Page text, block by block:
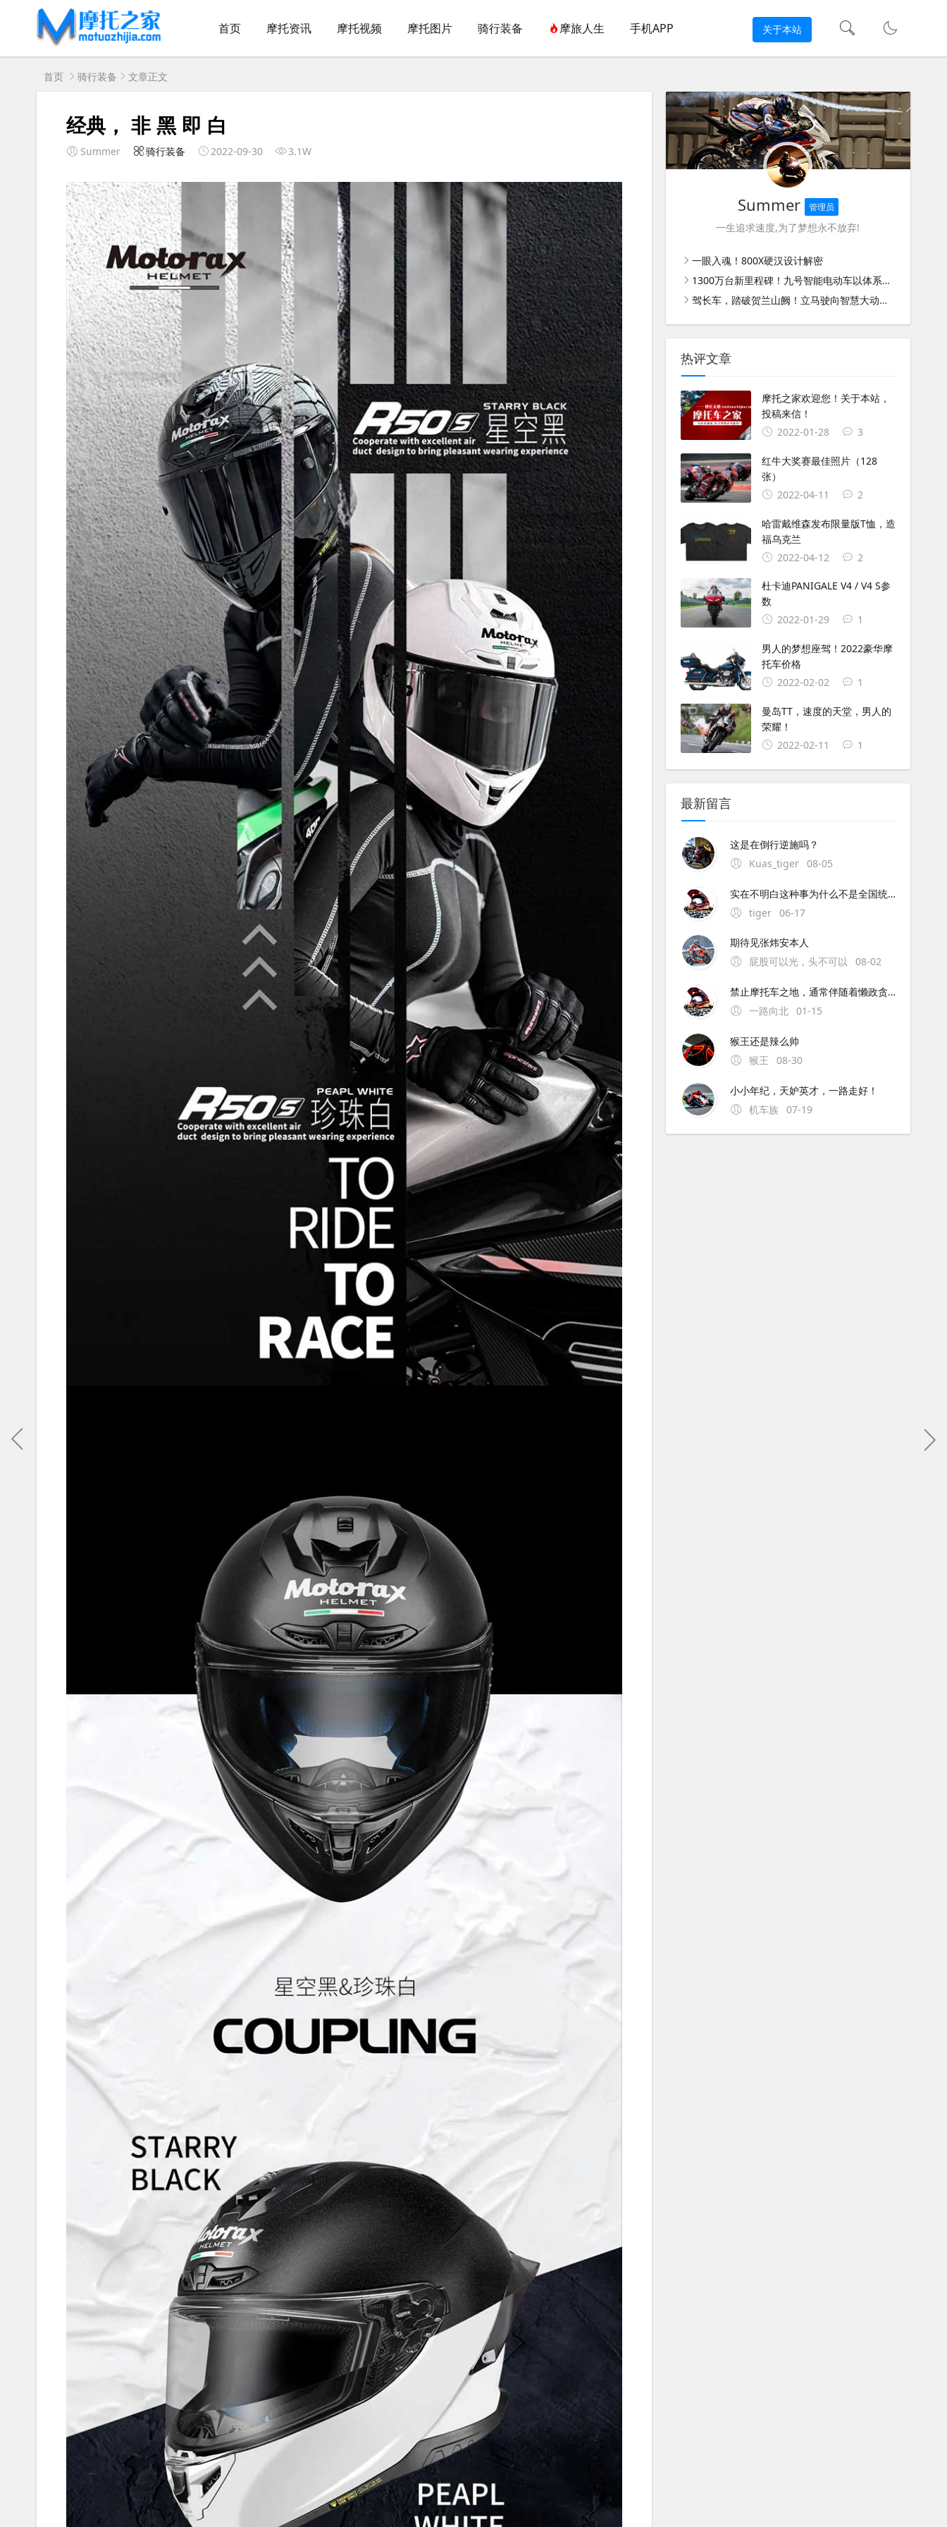
首页 摩托资讯 摩托视频 摩托图片 骑行装备 摩旅人生 手机APP 关于本站
首页 骑行装备 文章正文
经典， 非 黑 即 白
Summer 骑行装备 2022-09-30 3.1W
Summer 管理员
一生追求速度,为了梦想永不放弃!
一眼入魂！800X硬汉设计解密
1300万台新里程碑！九号智能电动车以体系能力扩大领先优势
驾长车，踏破贺兰山阙！立马驶向智慧大动力新时代！
热评文章
摩托之家欢迎您！关于本站，
投稿来信！
2022-01-28
3
红牛大奖赛最佳照片（128
张）
2022-04-11
2
哈雷戴维森发布限量版T恤，造
福乌克兰
2022-04-12
2
杜卡迪PANIGALE V4 / V4 S参
数
2022-01-29
1
男人的梦想座驾！2022豪华摩
托车价格
2022-02-02
1
曼岛TT，速度的天堂，男人的
荣耀！
2022-02-11
1
最新留言
这是在倒行逆施吗？
Kuas_tiger 08-05
实在不明白这种事为什么不是全国统一执行呢？中央与地方的权限这么混乱的吗？全国每个地方都不同规定,这是要独立造反吗？
tiger 06-17
期待见张炜安本人
屁股可以光，头不可以
08-02
禁止摩托车之地，通常伴随着懒政贪官。为解禁摩的地方点赞！
一路向北 01-15
猴王还是辣么帅
猴王
08-30
小小年纪，天妒英才，一路走好！
机车族
07-19